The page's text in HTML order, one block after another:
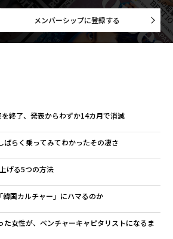
メンバーシップに登録する
終了、発表からわずか14カ月で消滅
ばらく乗ってみてわかったその凄さ
げる5つの方法
国カルチャー」にハマるのか
た女性が、ベンチャーキャピタリストになるま